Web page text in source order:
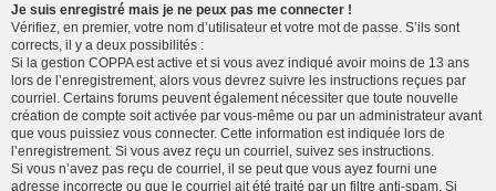
Je suis enregistré mais je ne peux pas me connecter !
Vérifiez, en premier, votre nom d’utilisateur et votre mot de passe. S’ils sont
corrects, il y a deux possibilités :
Si la gestion COPPA est active et si vous avez indiqué avoir moins de 13 ans
lors de l’enregistrement, alors vous devrez suivre les instructions reçues par
courriel. Certains forums peuvent également nécessiter que toute nouvelle
création de compte soit activée par vous-même ou par un administrateur avant
que vous puissiez vous connecter. Cette information est indiquée lors de
l’enregistrement. Si vous avez reçu un courriel, suivez ses instructions.
Si vous n’avez pas reçu de courriel, il se peut que vous ayez fourni une
adresse incorrecte ou que le courriel ait été traité par un filtre anti-spam. Si